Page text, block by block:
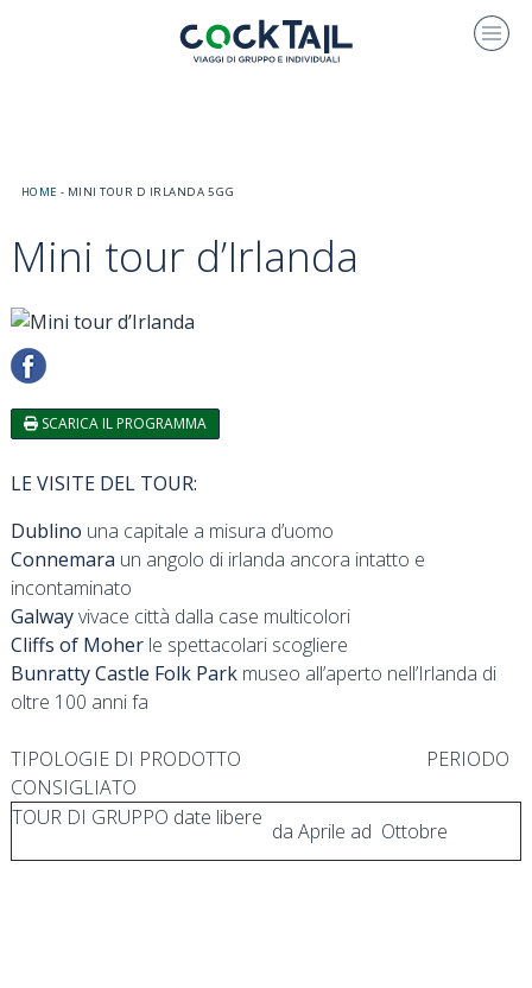
HOME - MINI TOUR D IRLANDA 5 GG
Mini tour d’Irlanda
SCARICA IL PROGRAMMA
LE VISITE DEL TOUR:
Dublino una capitale a misura d’uomo
Connemara un angolo di irlanda ancora intatto e
incontaminato
Galwayvivace città dalla case multicolori
Cliffs of Moher le spettacolari scogliere
Bunratty Castle Folk Park museo all’aperto nell’Irlanda di
oltre 100 anni fa
TIPOLOGIE DI PRODOTTO PERIODO
CONSIGLIATO
TOUR DI GRUPPO date libere
da Aprile ad Ottobre